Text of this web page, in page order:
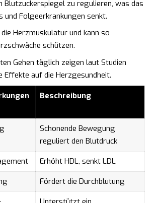
Blutzuckerspiegel zu regulieren, was das
und Folgeerkrankungen senkt.
Herzmuskulatur und kann so
schützen.
Gehen täglich zeigen laut Studien
Effekte auf die Herzgesundheit.
Beschreibung
Schonende Bewegung
reguliert den Blutdruck
Erhöht HDL, senkt LDL
Fördert die Durchblutung